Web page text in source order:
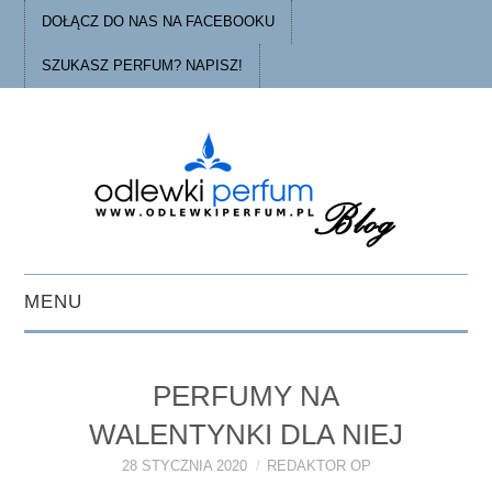
DOŁĄCZ DO NAS NA FACEBOOKU
SZUKASZ PERFUM? NAPISZ!
MENU
O ODLEWKACH
PERFUMY NA
WALENTYNKI DLA NIEJ
28 STYCZNIA 2020 REDAKTOR OP